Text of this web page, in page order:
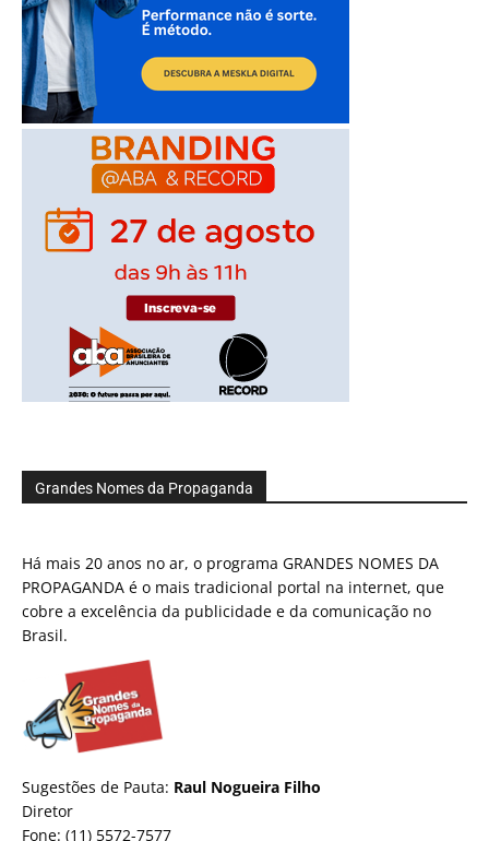
Grandes Nomes da Propaganda
Há mais 20 anos no ar, o programa GRANDES NOMES DA
PROPAGANDA é o mais tradicional portal na internet, que
cobre a excelência da publicidade e da comunicação no
Brasil.
Sugestões de Pauta: Raul Nogueira Filho
Diretor
Fone: (11) 5572-7577